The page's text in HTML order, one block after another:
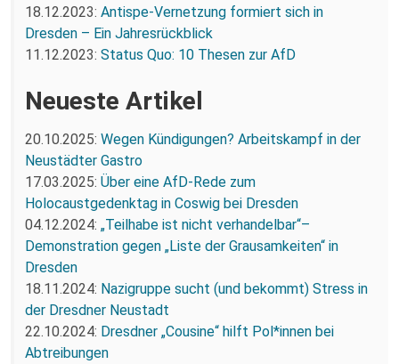
18.12.2023: Antispe-Vernetzung formiert sich in
Dresden – Ein Jahresrückblick
11.12.2023: Status Quo: 10 Thesen zur AfD
Neueste Artikel
20.10.2025: Wegen Kündigungen? Arbeitskampf in der
Neustädter Gastro
17.03.2025: Über eine AfD-Rede zum
Holocaustgedenktag in Coswig bei Dresden
04.12.2024: „Teilhabe ist nicht verhandelbar“–
Demonstration gegen „Liste der Grausamkeiten“ in
Dresden
18.11.2024: Nazigruppe sucht (und bekommt) Stress in
der Dresdner Neustadt
22.10.2024: Dresdner „Cousine“ hilft Pol*innen bei
Abtreibungen